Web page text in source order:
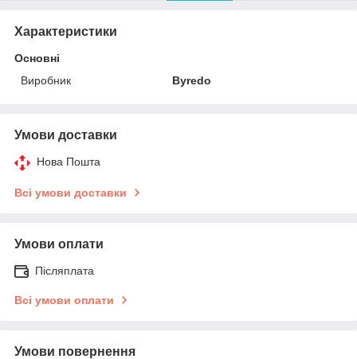
Характеристики
Основні
Виробник
Byredo
Умови доставки
Нова Пошта
Всі умови доставки
Умови оплати
Післяплата
Всі умови оплати
Умови повернення